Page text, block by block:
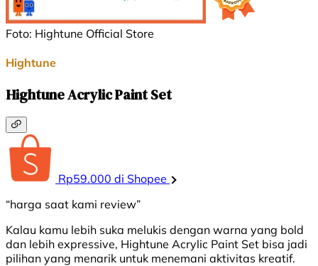
Foto: Hightune Official Store
Hightune
Hightune Acrylic Paint Set
Rp59.000 di Shopee
“harga saat kami review”
Kalau kamu lebih suka melukis dengan warna yang bold
dan lebih expressive, Hightune Acrylic Paint Set bisa jadi
pilihan yang menarik untuk menemani aktivitas kreatif.